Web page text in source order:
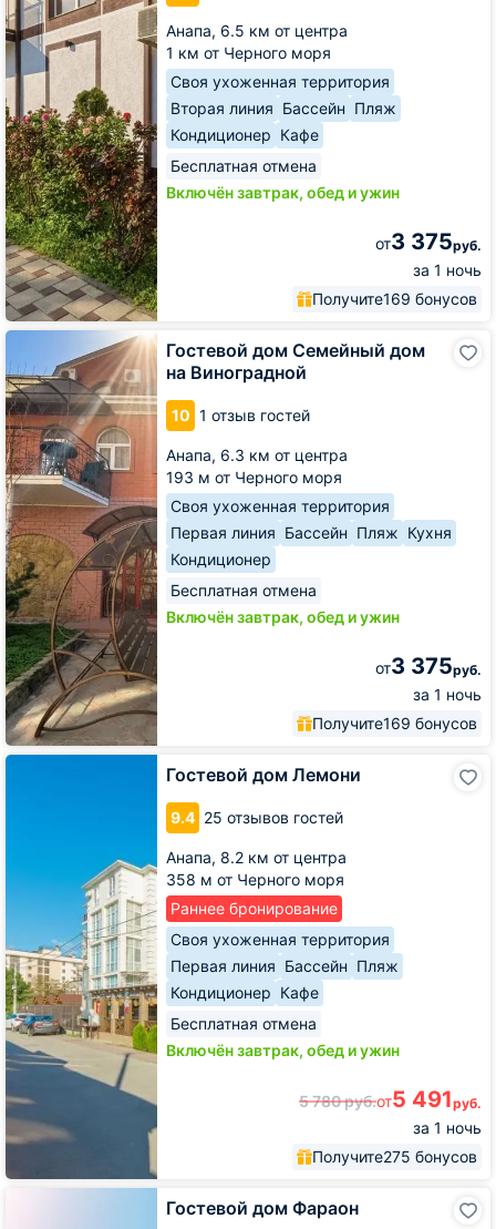
Анапа, 6.5 км от центра
1 км от Черного моря
Своя ухоженная территория
Вторая линия Бассейн Пляж
Кондиционер Кафе
Бесплатная отмена
Включён завтрак, обед и ужин
от3 375руб.
за 1 ночь
Получите169 бонусов
Гостевой дом Семейный дом
на Виноградной
10 1 отзыв гостей
Анапа, 6.3 км от центра
193 м от Черного моря
Своя ухоженная территория
Первая линия Бассейн Пляж Кухня
Кондиционер
Бесплатная отмена
Включён завтрак, обед и ужин
от3 375руб.
за 1 ночь
Получите169 бонусов
Гостевой
Семейный
дом
на
Виноградной
Гостевой дом Лемони
9.4 25 отзывов гостей
Анапа, 8.2 км от центра
358 м от Черного моря
Раннее бронирование
Своя ухоженная территория
Первая линия Бассейн Пляж
Кондиционер Кафе
Бесплатная отмена
Включён завтрак, обед и ужин
5 780руб.от5 491руб.
за 1 ночь
Получите275 бонусов
Гостевой
Гостевой дом Фараон